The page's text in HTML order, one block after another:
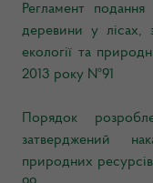
Регламент
деревини у лісах,
екології та
2013 року №91
Порядок
затверджений
природних